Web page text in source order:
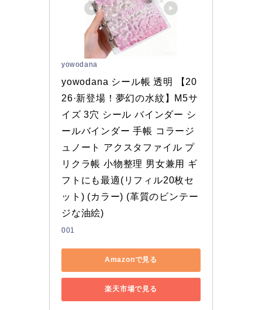
yowodana
yowodana シール帳 透明 【20
26·新登場！夢幻の水紋】M5サ
イズ 3穴 シール バインダー シ
ールバインダー 手帳 コラージ
ュノート アクスタファイル プ
リクラ帳 小物整理 男女兼用 ギ
フトにも最適(リフィル20枚セ
ット) (カラー) (革質のビンテー
ジな油絵)
001
Amazonで見る
楽天市場で見る